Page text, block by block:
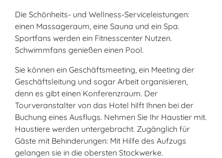
Die Schönheits- und Wellness-Serviceleistungen:
einen Massageraum, eine Sauna und ein Spa.
Sportfans werden ein Fitnesscenter Nutzen.
Schwimmfans genießen einen Pool.
Sie können ein Geschäftsmeeting, ein Meeting der
Geschäftsleitung und sogar Arbeit organisieren,
denn es gibt einen Konferenzraum. Der
Tourveranstalter von das Hotel hilft Ihnen bei der
Buchung eines Ausflugs. Nehmen Sie Ihr Haustier mit.
Haustiere werden untergebracht. Zugänglich für
Gäste mit Behinderungen: Mit Hilfe des Aufzugs
gelangen sie in die obersten Stockwerke.